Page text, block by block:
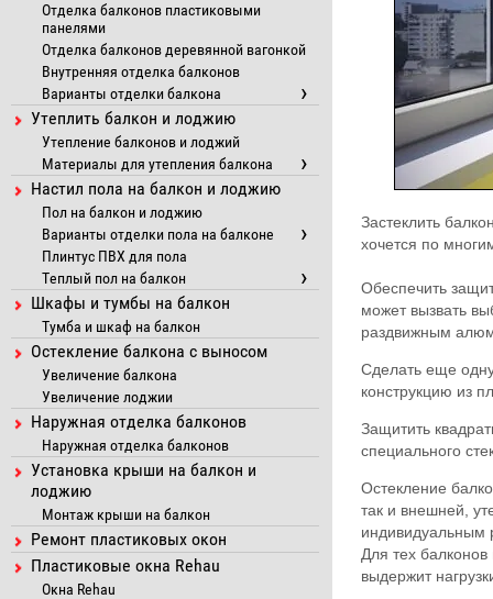
Застеклить
хочется по
Обеспечить
может вызвать
раздвижным
Сделать еще
конструкцию из
Защитить
специального
Остекление
так и внешней,
индивидуальным
Для тех
выдержит
Отделка балконов пластиковыми
панелями
Отделка балконов деревянной вагонкой
Внутренняя отделка балконов
Варианты отделки балкона
Утеплить балкон и лоджию
Утепление балконов и лоджий
Материалы для утепления балкона
Настил пола на балкон и лоджию
Пол на балкон и лоджию
Варианты отделки пола на балконе
Плинтус ПВХ для пола
Теплый пол на балкон
Шкафы и тумбы на балкон
Тумба и шкаф на балкон
Остекление балкона с выносом
Увеличение балкона
Увеличение лоджии
Наружная отделка балконов
Наружная отделка балконов
Установка крыши на балкон и
лоджию
Монтаж крыши на балкон
Ремонт пластиковых окон
Пластиковые окна Rehau
Окна Rehau